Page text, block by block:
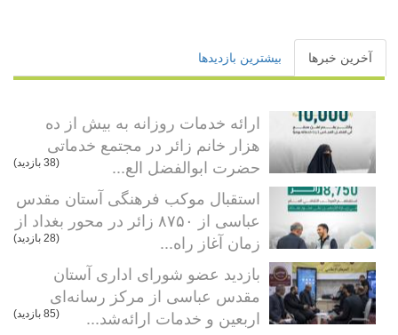
آخرین خبرها بیشترین بازدیدها
ارائه خدمات روزانه به بیش از ده
هزار خانم زائر در مجتمع خدماتی
حضرت ابوالفضل الع...
(38 بازدید)
استقبال موکب فرهنگی آستان مقدس
عباسی از ۸۷۵۰ زائر در محور بغداد از
زمان آغاز راه...
(28 بازدید)
بازدید عضو شورای اداری آستان
مقدس عباسی از مرکز رسانه‌ای
اربعین و خدمات ارائه‌شد...
(85 بازدید)